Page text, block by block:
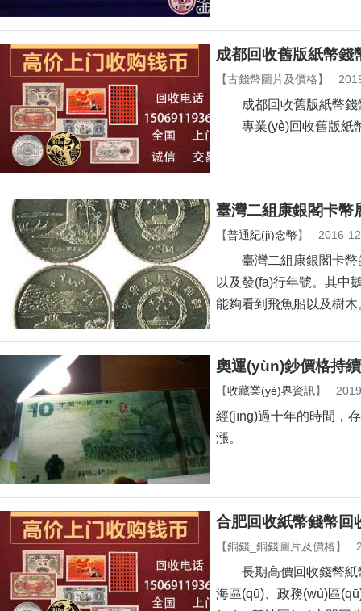
成都回收舊版紙幣錢
【古錢幣圖片及價格】
成都回收舊版紙幣錢
專業(yè)回收舊版紙幣錢
臺灣二組康銀閣卡
【普通紀(jì)念幣】 2016-
臺灣二組康銀閣卡幣的
以及發(fā)行年號。其
能夠看到飛魚船以及樹木
奧運(yùn)鈔價格持
【收藏業(yè)界資訊】
經(jīng)過十年的時間
漲。
合肥回收紙幣錢幣回
【銅錢_銅錢圖片及價格】
長期高價回收錢幣紙幣紀
海區(qū)、政務(wù)區